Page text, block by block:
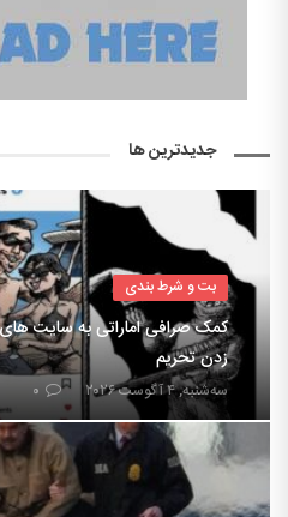
جدیدترین ها
بت و شرط بندی
کمک صرافی اماراتی به سایت
زدن تحریم
سه‌شنبه, ۴ آگوست ۲۰۲۶ ۰